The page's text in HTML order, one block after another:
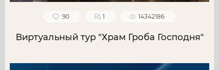
90 1 14342186
Виртуальный тур "Храм Гроба Господня"